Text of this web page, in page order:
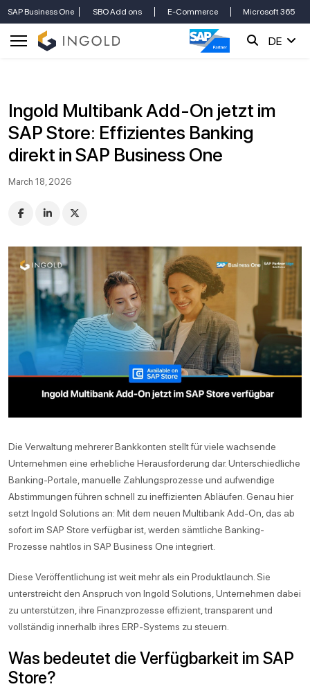
SAP Business One SBO Add ons E-Commerce Microsoft 365
DE
Ingold Multibank Add-On jetzt im
SAP Store: Effizientes Banking
direkt in SAP Business One
March 18, 2026
Die Verwaltung mehrerer Bankkonten stellt für viele wachsende
Unternehmen eine erhebliche Herausforderung dar. Unterschiedliche
Banking-Portale, manuelle Zahlungsprozesse und aufwendige
Abstimmungen führen schnell zu ineffizienten Abläufen. Genau hier
setzt Ingold Solutions an: Mit dem neuen Multibank Add-On, das ab
sofort im SAP Store verfügbar ist, werden sämtliche Banking-
Prozesse nahtlos in SAP Business One integriert.
Diese Veröffentlichung ist weit mehr als ein Produktlaunch. Sie
unterstreicht den Anspruch von Ingold Solutions, Unternehmen dabei
zu unterstützen, ihre Finanzprozesse effizient, transparent und
vollständig innerhalb ihres ERP-Systems zu steuern.
Was bedeutet die Verfügbarkeit im SAP
Store?